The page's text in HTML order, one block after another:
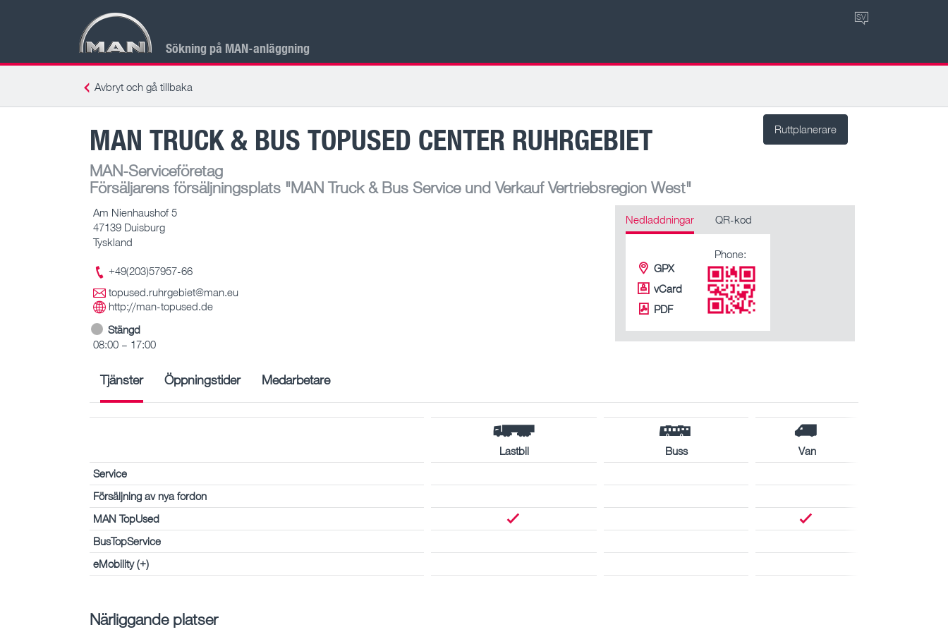
Sökning på MAN-anläggning
SV
Avbryt och gå tillbaka
Ruttplanerare
MAN TRUCK & BUS TOPUSED CENTER RUHRGEBIET
MAN-Serviceföretag
Försäljarens försäljningsplats "MAN Truck & Bus Service und Verkauf Vertriebsregion West"
Am Nienhaushof 5
47139 Duisburg
Tyskland
+49(203)57957-66
topused.ruhrgebiet@man.eu
http://man-topused.de
Stängd
08:00 – 17:00
Nedladdningar QR-kod
GPX
vCard
PDF
Phone:
Tjänster Öppningstider Medarbetare
Lastbil Buss
Van
Service
Försäljning av nya fordon
MAN TopUsed
BusTopService
eMobility (+)
Närliggande platser